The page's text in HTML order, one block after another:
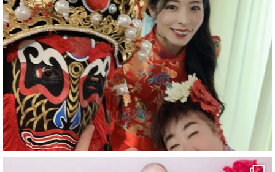
#企業公式がお疲れ様を言い合う
#旅行好きな人と繋がりたい
#一人旅
#女性マジシャン
#出張マジック
#マジシャン派遣
#イリュージョン
#和歌山県
#白浜町
#変面ショー
#イベント
#宴会